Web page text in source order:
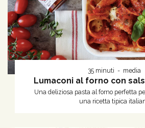
35 minuti media
Lumaconi al forno con
Una deliziosa pasta al forno perfetta
una ricetta tipica